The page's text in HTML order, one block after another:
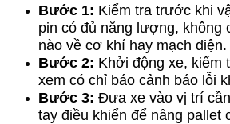
Bước 1: Kiểm tra trước khi
pin có đủ năng lượng, không
nào về cơ khí hay mạch điện.
Bước 2: Khởi động xe, kiểm
xem có chỉ báo cảnh báo lỗi
Bước 3: Đưa xe vào vị trí
tay điều khiển để nâng pallet